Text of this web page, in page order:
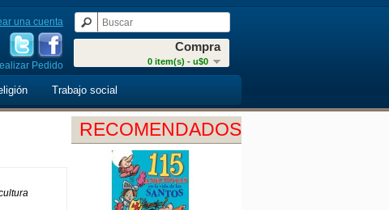
Compra
0 item(s) - u$0
una cuenta
Pedido
Trabajo social
RECOMENDADOS